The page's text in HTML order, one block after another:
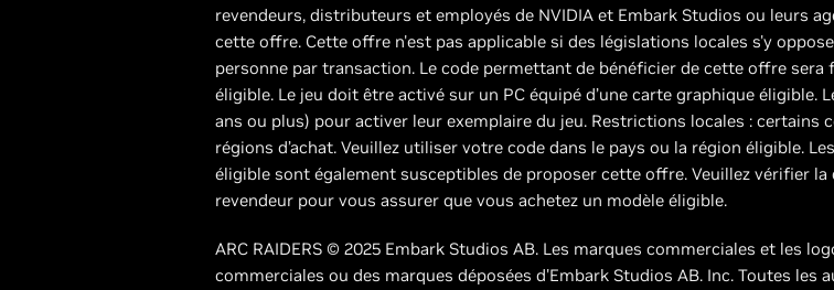
revendeurs, distributeurs et employés de NVIDIA et Embark Studios ou leurs
cette offre. Cette offre n'est pas applicable si des législations locales s'y
personne par transaction. Le code permettant de bénéficier de cette offre
éligible. Le jeu doit être activé sur un PC équipé d’une carte graphique éligible.
ans ou plus) pour activer leur exemplaire du jeu. Restrictions locales : certains
régions d’achat. Veuillez utiliser votre code dans le pays ou la région éligible.
éligible sont également susceptibles de proposer cette offre. Veuillez vérifier
revendeur pour vous assurer que vous achetez un modèle éligible.
ARC RAIDERS © 2025 Embark Studios AB. Les marques commerciales et les
commerciales ou des marques déposées d'Embark Studios AB. Inc. Toutes